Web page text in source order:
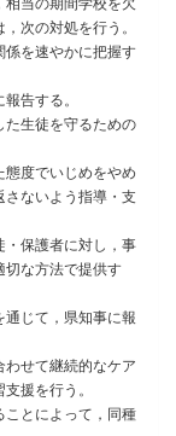
次の対処を行う。
を速やかに把握す
告する。
生徒を守るための
度でいじめをやめ
ないよう指導・支
保護者に対し，事
切な方法で提供す
じて，県知事に報
せて継続的なケア
援を行う。
とによって，同種